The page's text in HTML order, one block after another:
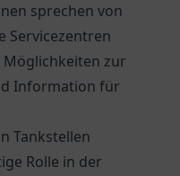
sprechen von
Servicezentren
zur
Information für
Tankstellen
Rolle in der